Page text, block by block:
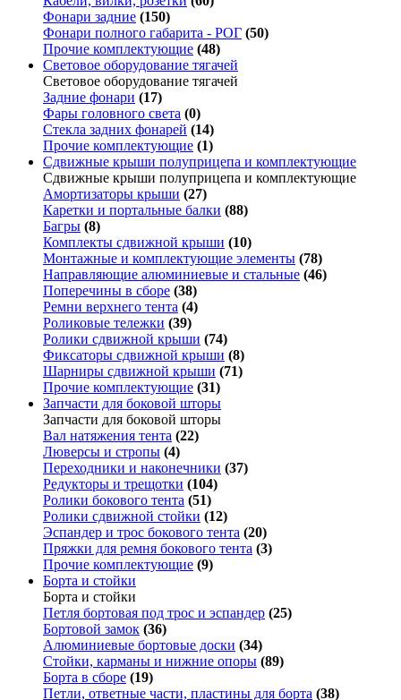
Фонари задние (150)
Фонари полного габарита - РОГ (50)
Прочие комплектующие (48)
Световое оборудование тягачей
Световое оборудование тягачей
Задние фонари (17)
Фары головного света (0)
Стекла задних фонарей (14)
Прочие комплектующие (1)
Сдвижные крыши полуприцепа и комплектующие
Сдвижные крыши полуприцепа и комплектующие
Амортизаторы крыши (27)
Каретки и портальные балки (88)
Багры (8)
Комплекты сдвижной крыши (10)
Монтажные и комплектующие элементы (78)
Направляющие алюминиевые и стальные (46)
Поперечины в сборе (38)
Ремни верхнего тента (4)
Роликовые тележки (39)
Ролики сдвижной крыши (74)
Фиксаторы сдвижной крыши (8)
Шарниры сдвижной крыши (71)
Прочие комплектующие (31)
Запчасти для боковой шторы
Запчасти для боковой шторы
Вал натяжения тента (22)
Люверсы и стропы (4)
Переходники и наконечники (37)
Редукторы и трещотки (104)
Ролики бокового тента (51)
Ролики сдвижной стойки (12)
Эспандер и трос бокового тента (20)
Пряжки для ремня бокового тента (3)
Прочие комплектующие (9)
Борта и стойки
Борта и стойки
Петля бортовая под трос и эспандер (25)
Бортовой замок (36)
Алюминиевые бортовые доски (34)
Стойки, карманы и нижние опоры (89)
Борта в сборе (19)
Петли, ответные части, пластины для борта (38)